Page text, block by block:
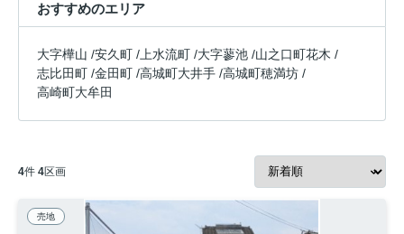
おすすめのエリア
大字樺山 /安久町 / 上水流町 /大字蓼池 /山之口町花木 /
志比田町 /金田町 /高城町大井手 /高城町穂満坊 /
高崎町大牟田
4件 4区画
売地